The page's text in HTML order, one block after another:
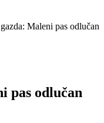
Maleni pas odlučan
pas odlučan